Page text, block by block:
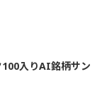
100入りAI銘柄サン